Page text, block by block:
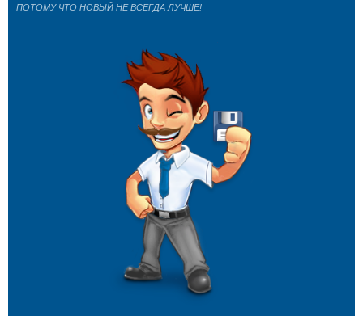
ПОТОМУ ЧТО НОВЫЙ НЕ ВСЕГДА ЛУЧШЕ!